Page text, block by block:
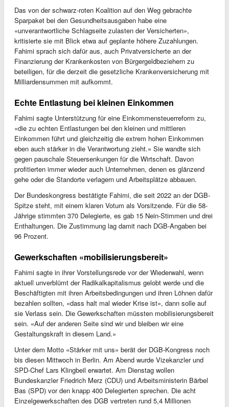
Das von der schwarz-roten Koalition auf den Weg gebrachte
Sparpaket bei den Gesundheitsausgaben habe eine
«unverantwortliche Schlagseite zulasten der Versicherten»,
kritisierte sie mit Blick etwa auf geplante höhere Zuzahlungen.
Fahimi sprach sich dafür aus, auch Privatversicherte an der
Finanzierung der Krankenkosten von Bürgergeldbeziehern zu
beteiligen, für die derzeit die gesetzliche Krankenversicherung mit
Milliardensummen mit aufkommt.
Echte Entlastung bei kleinen Einkommen
Fahimi sagte Unterstützung für eine Einkommensteuerreform zu,
«die zu echten Entlastungen bei den kleinen und mittleren
Einkommen führt und gleichzeitig die extrem hohen Einkommen
eben auch stärker in die Verantwortung zieht.» Sie wandte sich
gegen pauschale Steuersenkungen für die Wirtschaft. Davon
profitierten immer wieder auch Unternehmen, denen es glänzend
gehe oder die Standorte verlagern und Arbeitsplätze abbauen.
Der Bundeskongress bestätigte Fahimi, die seit 2022 an der DGB-
Spitze steht, mit einem klaren Votum als Vorsitzende. Für die 58-
Jährige stimmten 370 Delegierte, es gab 15 Nein-Stimmen und drei
Enthaltungen. Die Zustimmung lag damit nach DGB-Angaben bei
96 Prozent.
Gewerkschaften «mobilisierungsbereit»
Fahimi sagte in ihrer Vorstellungsrede vor der Wiederwahl, wenn
aktuell unverblümt der Radikalkapitalismus gelobt werde und die
Beschäftigten mit ihren Arbeitsbedingungen und ihren Löhnen dafür
bezahlen sollten, «dass halt mal wieder Krise ist», dann solle auf
sie Verlass sein. Die Gewerkschaften müssten mobilisierungsbereit
sein. «Auf der anderen Seite sind wir und bleiben wir eine
Gestaltungskraft in diesem Land.»
Unter dem Motto «Stärker mit uns» berät der DGB-Kongress noch
bis diesen Mittwoch in Berlin. Am Abend wurde Vizekanzler und
SPD-Chef Lars Klingbeil erwartet. Am Dienstag wollen
Bundeskanzler Friedrich Merz (CDU) und Arbeitsministerin Bärbel
Bas (SPD) vor den knapp 400 Delegierten sprechen. Die acht
Einzelgewerkschaften des DGB vertreten rund 5,4 Millionen